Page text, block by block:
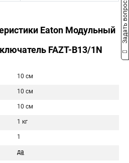
Eaton Модульный
FAZT-B13/1N
10 см
10 см
10 см
1 кг
1
да
Задать вопрос